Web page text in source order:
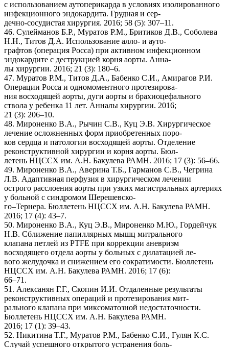
с использованием аутоперикарда в условиях изолированного
инфекционного эндокардита. Грудная и сер-
дечно-сосудистая хирургия. 2016; 58 (5): 307–11.
46. Сулейманов Б.Р., Муратов Р.М., Бритиков Д.В., Соболева
Н.Н., Титов Д.А. Использование алло- и ауто-
графтов (операция Росса) при активном инфекционном
эндокардите с деструкцией корня аорты. Анна-
лы хирургии. 2016; 21 (3): 180–6.
47. Муратов Р.М., Титов Д.А., Бабенко С.И., Амирагов Р.И.
Операции Росса и одномоментного протезирова-
ния восходящей аорты, дуги аорты и брахиоцефального
ствола у ребенка 11 лет. Анналы хирургии. 2016;
21 (3): 206–10.
48. Мироненко В.А., Рычин С.В., Куц Э.В. Хирургическое
лечение осложненных форм приобретенных поро-
ков сердца и патологии восходящей аорты. Отделение
реконструктивной хирургии и корня аорты. Бюл-
летень НЦССХ им. А.Н. Бакулева РАМН. 2016; 17 (3): 56–66.
49. Мироненко В.А., Аверина Т.Б., Гарманов С.В., Чегрина
Л.В. Адаптивная перфузия в хирургическом лечении
острого расслоения аорты при узких магистральных артериях
у больной с синдромом Шерешевско-
го–Тернера. Бюллетень НЦССХ им. А.Н. Бакулева РАМН.
2016; 17 (4): 43–7.
50. Мироненко В.А., Куц Э.В., Мироненко М.Ю., Гордейчук
Н.В. Сближение папиллярных мышц митрального
клапана петлей из PTFE при коррекции аневризм
восходящего отдела аорты у больных с дилатацией ле-
вого желудочка и снижением его сократимости. Бюллетень
НЦССХ им. А.Н. Бакулева РАМН. 2016; 17 (6):
66–71.
51. Алексанян Г.Г., Скопин И.И. Отдаленные результаты
реконструктивных операций и протезирования мит-
рального клапана при миксоматозной недостаточности.
Бюллетень НЦССХ им. А.Н. Бакулева РАМН.
2016; 17 (1): 39–43.
52. Никитина Т.Г., Муратов Р.М., Бабенко С.И., Гулян К.С.
Случай успешного открытого устранения боль-